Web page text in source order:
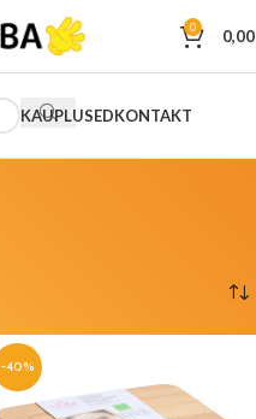
0
KAUPLUSEDKONTAKT
-40%